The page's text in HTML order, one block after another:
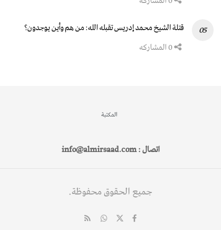
قتلة الشيخ محمد إدريس تقبله الله: من هم وأين يوجدون؟
المكتبة
اتصال : info@almirsaad.com
جميع الحقوق محفوظة.